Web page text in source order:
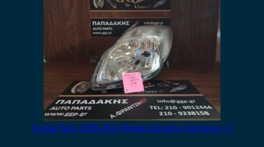
Toyota Yaris 2009-2011 Φανάρι Εμπρός Αριστερό / Ο